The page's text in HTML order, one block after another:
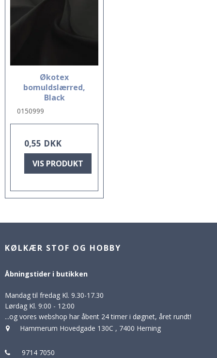
Økotex
bomuldslærred,
Black
0150999
0,55 DKK
VIS PRODUKT
KØLKÆR STOF OG HOBBY
Åbningstider i butikken
Mandag til fredag Kl. 9.30-17.30
Lørdag Kl. 9:00 - 12:00
...og vores webshop har åbent 24 timer i døgnet, året rundt!
Hammerum Hovedgade 130C , 7400 Herning
9714 7050